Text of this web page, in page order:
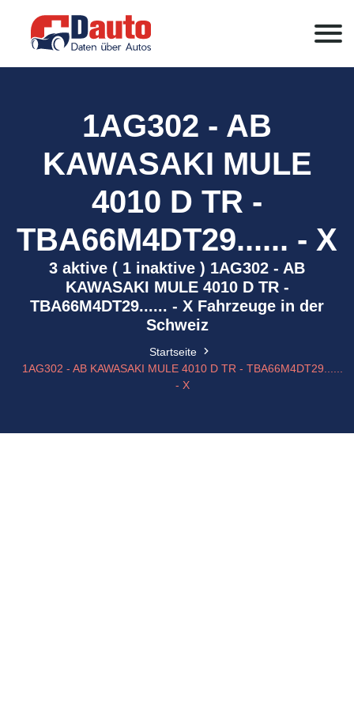
1AG302 - AB
KAWASAKI MULE
4010 D TR -
TBA66M4DT29...... - X
3 aktive ( 1 inaktive ) 1AG302 - AB
KAWASAKI MULE 4010 D TR -
TBA66M4DT29...... - X Fahrzeuge in der
Schweiz
Startseite
1AG302 - AB KAWASAKI MULE 4010 D TR - TBA66M4DT29......
- X